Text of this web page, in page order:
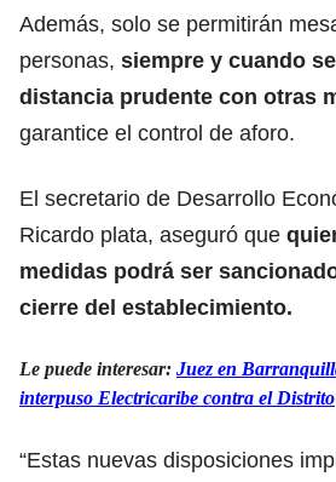
Además, solo se permitirán
personas, siempre y cuando
distancia prudente con otras
garantice el control de aforo.
El secretario de Desarrollo
Ricardo plata, aseguró que
medidas podrá ser
cierre del establecimiento.
Le puede interesar: Juez en
interpuso Electricaribe contra el Distrito
“Estas nuevas disposiciones